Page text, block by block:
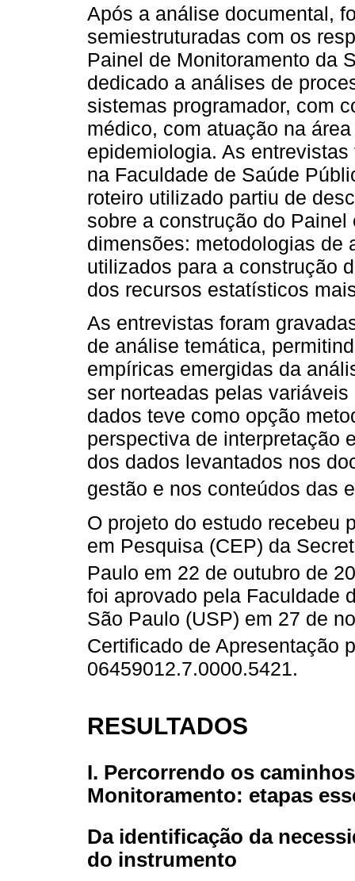
Após a análise documental,
semiestruturadas com os
Painel de Monitoramento da
dedicado a análises de
sistemas programador, com
médico, com atuação na
epidemiologia. As
na Faculdade de Saúde
roteiro utilizado partiu de
sobre a construção do
dimensões: metodologias de
utilizados para a construção
dos recursos estatísticos
As entrevistas foram
de análise temática,
empíricas emergidas da
ser norteadas pelas
dados teve como opção
perspectiva de interpretação
dos dados levantados nos
gestão e nos conteúdos das
O projeto do estudo recebeu
em Pesquisa (CEP) da
Paulo em 22 de outubro de
foi aprovado pela Faculdade
São Paulo (USP) em 27 de
Certificado de Apresentação
06459012.7.0000.5421.
RESULTADOS
I. Percorrendo os
Monitoramento: etapas
Da identificação da
do instrumento